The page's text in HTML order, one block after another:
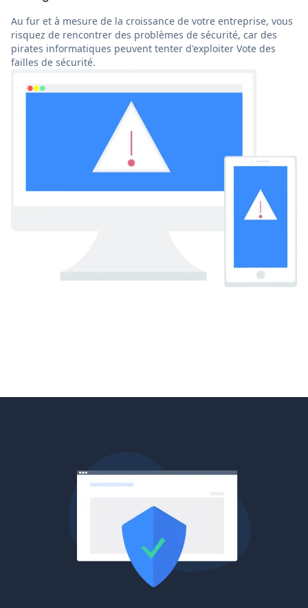
Au fur et à mesure de la croissance de votre entreprise, vous
risquez de rencontrer des problèmes de sécurité, car des
pirates informatiques peuvent tenter d'exploiter Vote des
failles de sécurité.